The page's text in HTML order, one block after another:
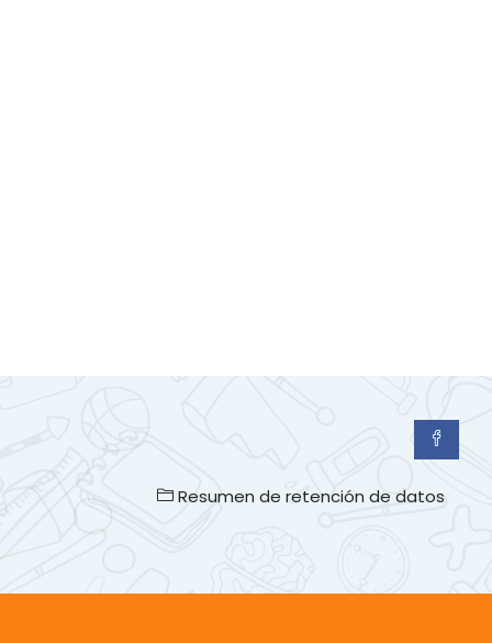
Resumen de retención de datos